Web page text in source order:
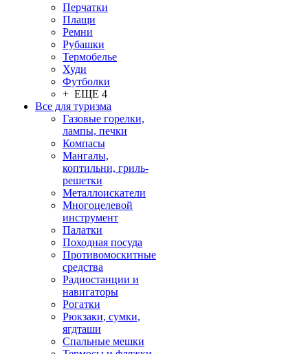
Перчатки
Плащи
Ремни
Рубашки
Термобелье
Худи
Футболки
+ ЕЩЕ 4
Все для туризма
Газовые горелки,
лампы, печки
Компасы
Мангалы,
коптильни, гриль-
решетки
Металлоискатели
Многоцелевой
инструмент
Палатки
Походная посуда
Противомоскитные
средства
Радиостанции и
навигаторы
Рогатки
Рюкзаки, сумки,
ягдташи
Спальные мешки